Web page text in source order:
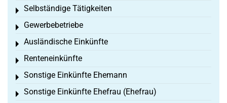
Selbständige Tätigkeiten
Toggle menu
Gewerbebetriebe
Toggle menu
Ausländische Einkünfte
Toggle menu
Renteneinkünfte
Toggle menu
Sonstige Einkünfte Ehemann
Toggle menu
Sonstige Einkünfte Ehefrau (Ehefrau)
Toggle menu